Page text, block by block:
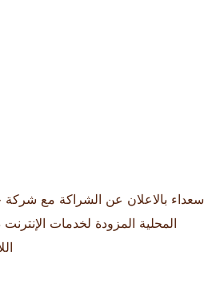
سعداء بالاعلان عن الشراكة مع شركة
المحلية المزودة لخدمات